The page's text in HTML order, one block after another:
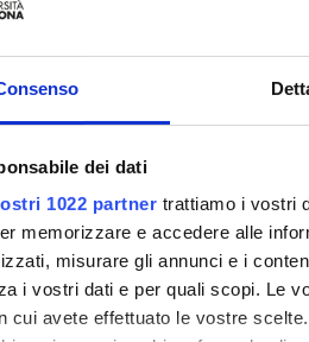
dei dati
1022 partner trattiamo i vostri
memorizzare e accedere alle
misurare gli annunci e i
i vostri dati e per quali scopi. Le
cui avete effettuato le vostre
Microeconomics
Principles of taxation
One module between the